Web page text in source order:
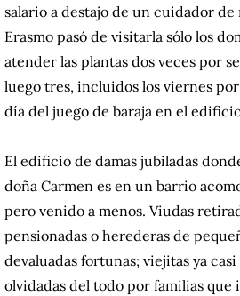
salario a destajo de un cuidador de
Erasmo pasó de visitarla sólo los
atender las plantas dos veces por
luego tres, incluidos los viernes
día del juego de baraja en el
El edificio de damas jubiladas
doña Carmen es en un barrio
pero venido a menos. Viudas
pensionadas o herederas de
devaluadas fortunas; viejitas ya casi
olvidadas del todo por familias que